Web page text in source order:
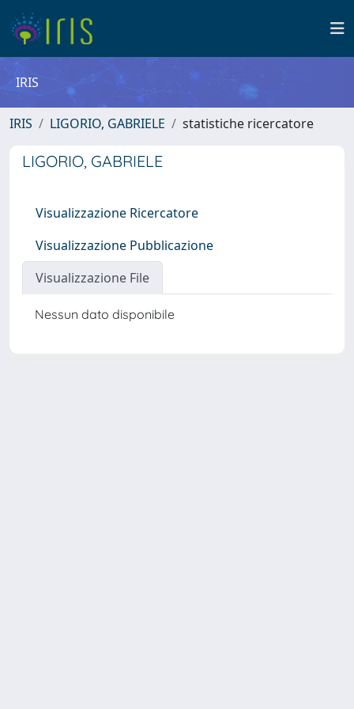
IRIS
IRIS LIGORIO, GABRIELE statistiche ricercatore
LIGORIO, GABRIELE
Visualizzazione Ricercatore
Visualizzazione Pubblicazione
Visualizzazione File
Nessun dato disponibile